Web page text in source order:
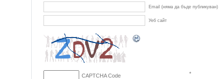
Email (няма да бъде
Уеб сайт
CAPTCHA Code *